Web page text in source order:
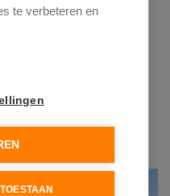
76 / A ,
€
te verbeteren en